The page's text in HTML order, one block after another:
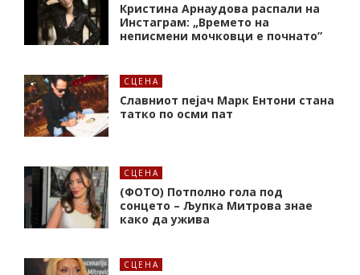
Кристина Арнаудова распали на
Инстаграм: „Времето на
неписмени мочковци е почнато”
СЦЕНА
Славниот пејач Марк Ентони стана
татко по осми пат
СЦЕНА
(ФОТО) Потполно гола под
сонцето – Љупка Митрова знае
како да ужива
СЦЕНА